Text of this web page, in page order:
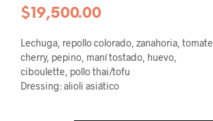
$19,500.00
Lechuga, repollo colorado, zanahoria, tomate
cherry, pepino, maní tostado, huevo,
ciboulette, pollo thai/tofu
Dressing: alioli asiático